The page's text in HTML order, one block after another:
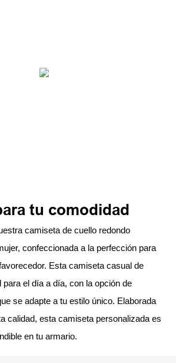
tu comodidad
camiseta de cuello redondo
confeccionada a la perfección para
Esta camiseta casual de
para el día a día, con la opción de
se adapte a tu estilo único. Elaborada
calidad, esta camiseta personalizada es
en tu armario.